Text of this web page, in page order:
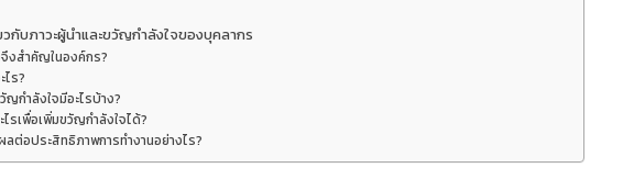
กับภาวะผู้นำและขวัญกำลังใจของบุคลากร
งสำคัญในองค์กร?
ไร?
ญกำลังใจมีอะไรบ้าง?
ไรเพื่อเพิ่มขวัญกำลังใจได้?
ต่อประสิทธิภาพการทำงานอย่างไร?